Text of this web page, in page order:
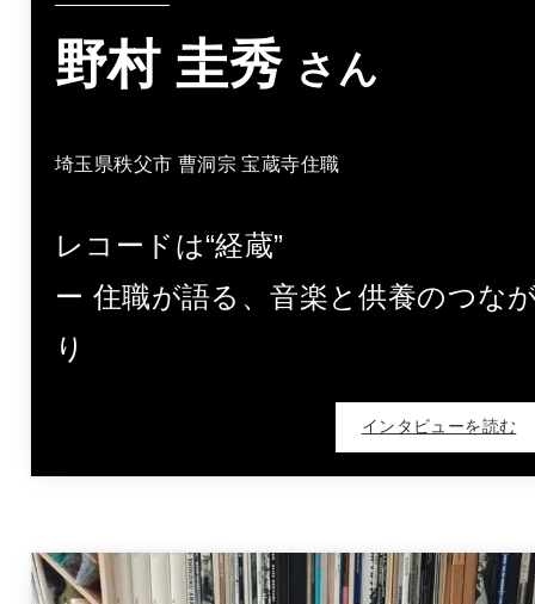
野村 圭秀 さん
埼玉県秩父市 曹洞宗 宝蔵寺住職
レコードは“経蔵”
ー 住職が語る、音楽と供養のつな
り
インタビューを読む